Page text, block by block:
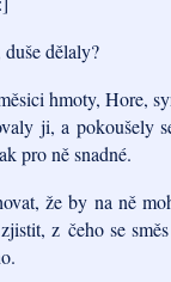
dělaly?
hmoty, Hore,
ji, a pokoušely
pro ně snadné.
že by na ně
z čeho se